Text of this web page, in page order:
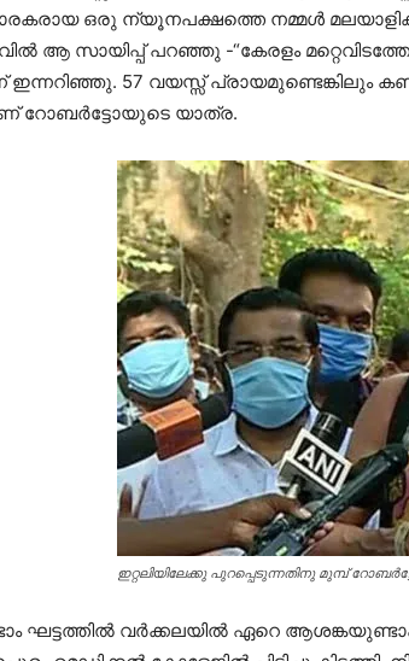
ഒരു ന്യൂനപക്ഷത്തെ നമ്മള്‍
ആ സായിപ്പ് പറഞ്ഞു -“കേരളം
ഇന്നറിഞ്ഞു. 57 വയസ്സ് പ്രായമുണ്ടെങ്കിലും
റോബര്‍ട്ടോയുടെ യാത്ര.
ഇറ്റലിയിലേക്കു പുറപ്പെടുന്നതിനു മുമ്പ്
ഘട്ടത്തില്‍ വര്‍ക്കലയില്‍ ഏറെ